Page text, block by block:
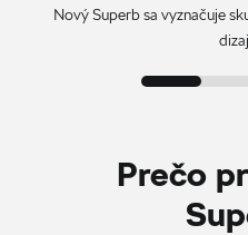
Nový Superb sa vyznačuje
Prečo